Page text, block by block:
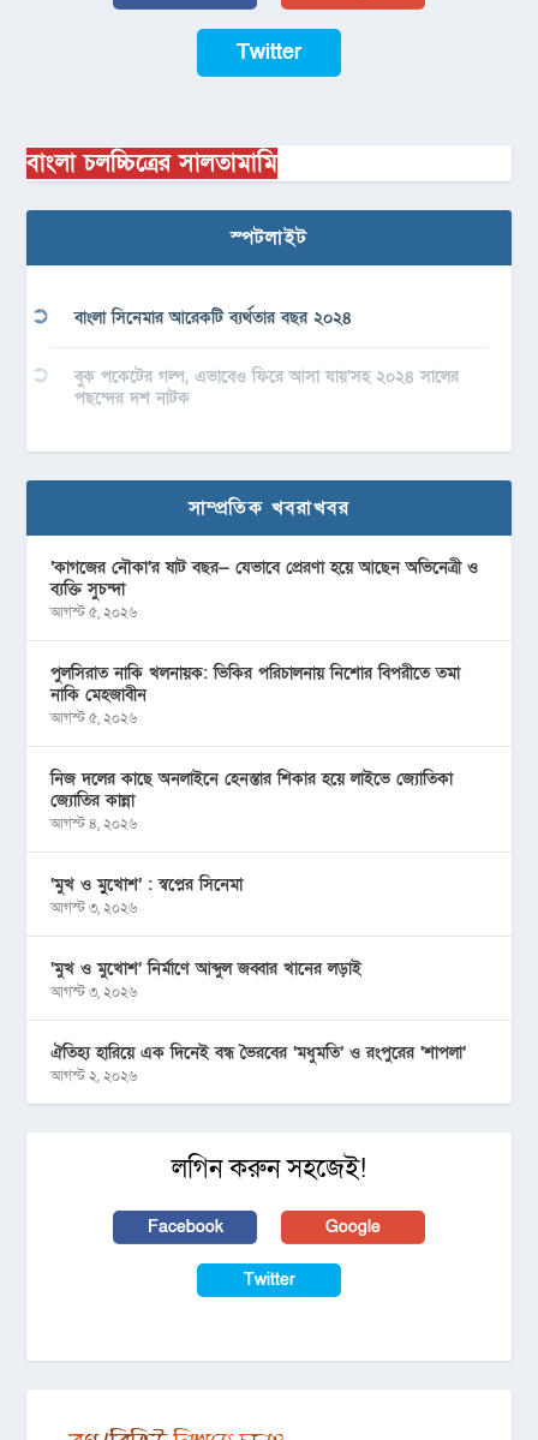
Twitter
বাংলা চলচ্চিত্রের সালতামামি
স্পটলাইট
বাংলা সিনেমার আরেকটি ব্যর্থতার বছর ২০২৪
বুক পকেটের গল্প, এভাবেও ফিরে আসা যায়’সহ ২০২৪ সালের
পছন্দের দশ নাটক
সাম্প্রতিক খবরাখবর
‘কাগজের নৌকা’র ষাট বছর— যেভাবে প্রেরণা হয়ে আছেন অভিনেত্রী ও
ব্যক্তি সুচন্দা
আগস্ট ৫, ২০২৬
পুলসিরাত নাকি খলনায়ক: ভিকির পরিচালনায় নিশোর বিপরীতে তমা
নাকি মেহজাবীন
আগস্ট ৫, ২০২৬
নিজ দলের কাছে অনলাইনে হেনস্তার শিকার হয়ে লাইভে জ্যোতিকা
জ্যোতির কান্না
আগস্ট ৪, ২০২৬
‘মুখ ও মু্খোশ’ : স্বপ্নের সিনেমা
আগস্ট ৩, ২০২৬
‘মুখ ও মুখোশ’ নির্মাণে আব্দুল জব্বার খানের লড়াই
আগস্ট ৩, ২০২৬
ঐতিহ্য হারিয়ে এক দিনেই বন্ধ ভৈরবের ‘মধুমতি’ ও রংপুরের ‘শাপলা’
আগস্ট ২, ২০২৬
লগিন করুন সহজেই!
Facebook Google
Twitter